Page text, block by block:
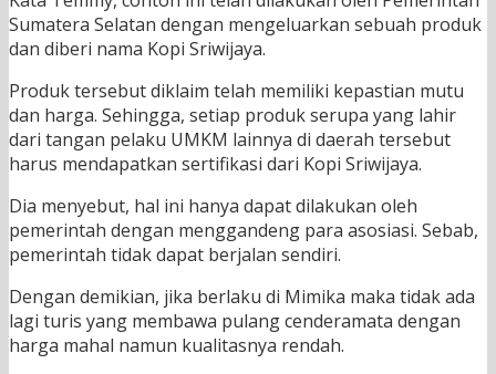
Sumatera Selatan dengan mengeluarkan sebuah produk
dan diberi nama Kopi Sriwijaya.
Produk tersebut diklaim telah memiliki kepastian mutu
dan harga. Sehingga, setiap produk serupa yang lahir
dari tangan pelaku UMKM lainnya di daerah tersebut
harus mendapatkan sertifikasi dari Kopi Sriwijaya.
Dia menyebut, hal ini hanya dapat dilakukan oleh
pemerintah dengan menggandeng para asosiasi. Sebab,
pemerintah tidak dapat berjalan sendiri.
Dengan demikian, jika berlaku di Mimika maka tidak ada
lagi turis yang membawa pulang cenderamata dengan
harga mahal namun kualitasnya rendah.